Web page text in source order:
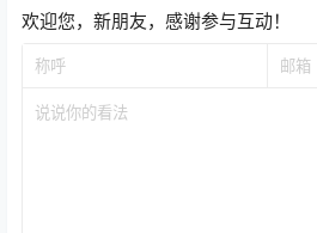
欢迎您，新朋友，感谢参与互动！